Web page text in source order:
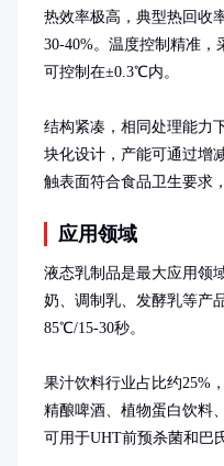
热效率极高，典型热回收
30-40%。温度控制精准，
可控制在±0.3℃内。
结构紧凑，相同处理能力
块化设计，产能可通过增
触表面符合食品卫生要求
应用领域
液态乳制品是最大应用领
奶、调制乳、发酵乳等产
85℃/15-30秒。
果汁饮料行业占比约25%
精酿啤酒、植物蛋白饮料
可用于UHT前预杀菌和巴